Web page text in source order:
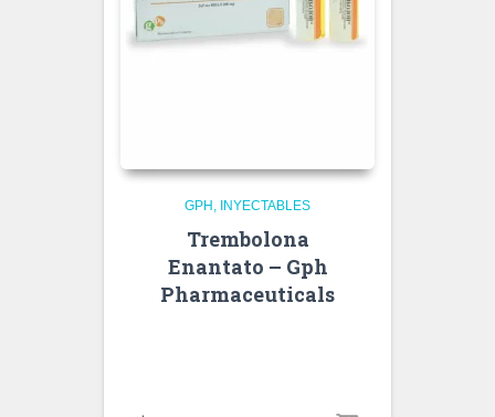
GPH INYECTABLES
Trembolona
Enantato – Gph
Pharmaceuticals